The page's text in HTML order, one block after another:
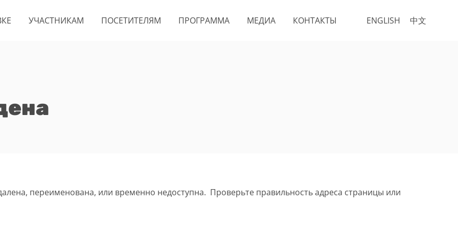
ENGLISH 中文
УЧАСТНИКАМ ПОСЕТИТЕЛЯМ ПРОГРАММА МЕДИА КОНТАКТЫ
переименована, или временно недоступна. Проверьте правильность адреса страницы или